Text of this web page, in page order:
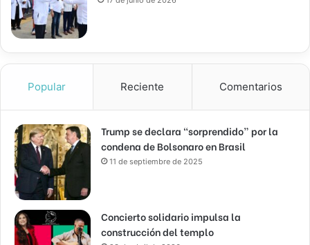
Popular Reciente Comentarios
Trump se declara “sorprendido” por la
condena de Bolsonaro en Brasil
11 de septiembre de 2025
Concierto solidario impulsa la
construcción del templo